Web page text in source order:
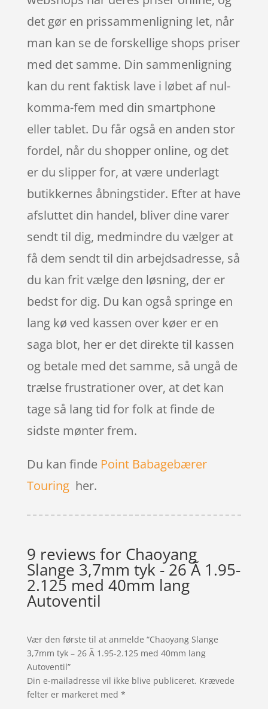
det gør en prissammenligning let, når
man kan se de forskellige shops priser
med det samme. Din sammenligning
kan du rent faktisk lave i løbet af nul-
komma-fem med din smartphone
eller tablet. Du får også en anden stor
fordel, når du shopper online, og det
er du slipper for, at være underlagt
butikkernes åbningstider. Efter at have
afsluttet din handel, bliver dine varer
sendt til dig, medmindre du vælger at
få dem sendt til din arbejdsadresse, så
du kan frit vælge den løsning, der er
bedst for dig. Du kan også springe en
lang kø ved kassen over køer er en
saga blot, her er det direkte til kassen
og betale med det samme, så ungå de
trælse frustrationer over, at det kan
tage så lang tid for folk at finde de
sidste mønter frem.
Du kan finde Point Babagebærer
Touringher.
9 reviews for Chaoyang
Slange 3,7mm tyk - 26 Ã 1.95-
2.125 med 40mm lang
Autoventil
Vær den første til at anmelde “Chaoyang Slange
3,7mm tyk – 26 Ã 1.95-2.125 med 40mm lang
Autoventil”
Din e-mailadresse vil ikke blive publiceret. Krævede
felter er markeret med *